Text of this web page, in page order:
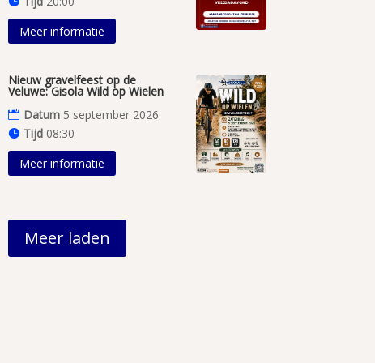
Meer informatie
Nieuw gravelfeest op de
Veluwe: Gisola Wild op Wielen
Datum 5 september 2026
Tijd 08:30
Meer informatie
Meer laden